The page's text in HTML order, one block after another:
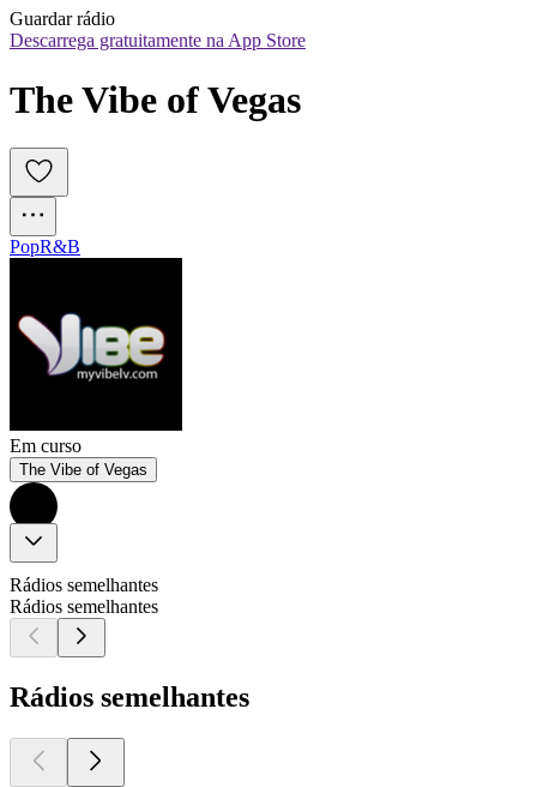
Guardar rádio
Descarrega gratuitamente na App Store
The Vibe of Vegas
PopR&B
Em curso
The Vibe of Vegas
Rádios semelhantes
Rádios semelhantes
Rádios semelhantes